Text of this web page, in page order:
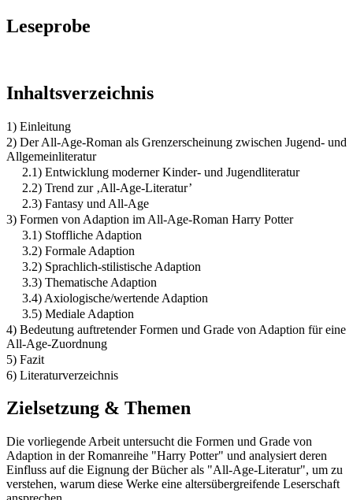
Leseprobe
Inhaltsverzeichnis
1) Einleitung
2) Der All-Age-Roman als Grenzerscheinung zwischen Jugend- und
Allgemeinliteratur
2.1) Entwicklung moderner Kinder- und Jugendliteratur
2.2) Trend zur ‚All-Age-Literatur’
2.3) Fantasy und All-Age
3) Formen von Adaption im All-Age-Roman Harry Potter
3.1) Stoffliche Adaption
3.2) Formale Adaption
3.2) Sprachlich-stilistische Adaption
3.3) Thematische Adaption
3.4) Axiologische/wertende Adaption
3.5) Mediale Adaption
4) Bedeutung auftretender Formen und Grade von Adaption für eine
All-Age-Zuordnung
5) Fazit
6) Literaturverzeichnis
Zielsetzung & Themen
Die vorliegende Arbeit untersucht die Formen und Grade von
Adaption in der Romanreihe "Harry Potter" und analysiert deren
Einfluss auf die Eignung der Bücher als "All-Age-Literatur", um zu
verstehen, warum diese Werke eine altersübergreifende Leserschaft